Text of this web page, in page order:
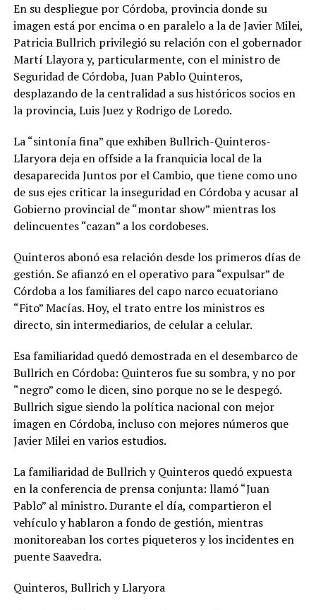
En su despliegue por Córdoba, provincia donde su
imagen está por encima o en paralelo a la de Javier Milei,
Patricia Bullrich privilegió su relación con el gobernador
Martí Llayora y, particularmente, con el ministro de
Seguridad de Córdoba, Juan Pablo Quinteros,
desplazando de la centralidad a sus históricos socios en
la provincia, Luis Juez y Rodrigo de Loredo.
La “sintonía fina” que exhiben Bullrich-Quinteros-
Llaryora deja en offside a la franquicia local de la
desaparecida Juntos por el Cambio, que tiene como uno
de sus ejes criticar la inseguridad en Córdoba y acusar al
Gobierno provincial de “montar show” mientras los
delincuentes “cazan” a los cordobeses.
Quinteros abonó esa relación desde los primeros días de
gestión. Se afianzó en el operativo para “expulsar” de
Córdoba a los familiares del capo narco ecuatoriano
“Fito” Macías. Hoy, el trato entre los ministros es
directo, sin intermediarios, de celular a celular.
Esa familiaridad quedó demostrada en el desembarco de
Bullrich en Córdoba: Quinteros fue su sombra, y no por
“negro” como le dicen, sino porque no se le despegó.
Bullrich sigue siendo la política nacional con mejor
imagen en Córdoba, incluso con mejores números que
Javier Milei en varios estudios.
La familiaridad de Bullrich y Quinteros quedó expuesta
en la conferencia de prensa conjunta: llamó “Juan
Pablo” al ministro. Durante el día, compartieron el
vehículo y hablaron a fondo de gestión, mientras
monitoreaban los cortes piqueteros y los incidentes en
puente Saavedra.
Quinteros, Bullrich y Llaryora